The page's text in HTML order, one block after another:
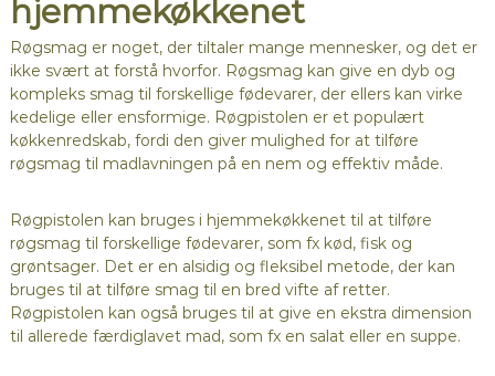
hjemmekøkkenet
Røgsmag er noget, der tiltaler mange mennesker, og det er
ikke svært at forstå hvorfor. Røgsmag kan give en dyb og
kompleks smag til forskellige fødevarer, der ellers kan virke
kedelige eller ensformige. Røgpistolen er et populært
køkkenredskab, fordi den giver mulighed for at tilføre
røgsmag til madlavningen på en nem og effektiv måde.
Røgpistolen kan bruges i hjemmekøkkenet til at tilføre
røgsmag til forskellige fødevarer, som fx kød, fisk og
grøntsager. Det er en alsidig og fleksibel metode, der kan
bruges til at tilføre smag til en bred vifte af retter.
Røgpistolen kan også bruges til at give en ekstra dimension
til allerede færdiglavet mad, som fx en salat eller en suppe.